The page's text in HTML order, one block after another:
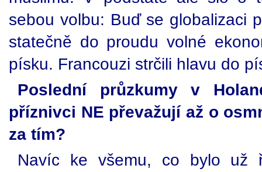
sebou volbu: Buď se globalizaci
statečně do proudu volné
písku. Francouzi strčili hlavu do
Poslední průzkumy v
příznivci NE převažují až o
za tím?
Navíc ke všemu, co bylo už